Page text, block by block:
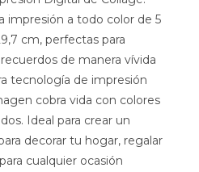
impresión a todo color de 5
cm, perfectas para
de manera vívida
tecnología de impresión
cobra vida con colores
Ideal para crear un
decorar tu hogar, regalar
cualquier ocasión